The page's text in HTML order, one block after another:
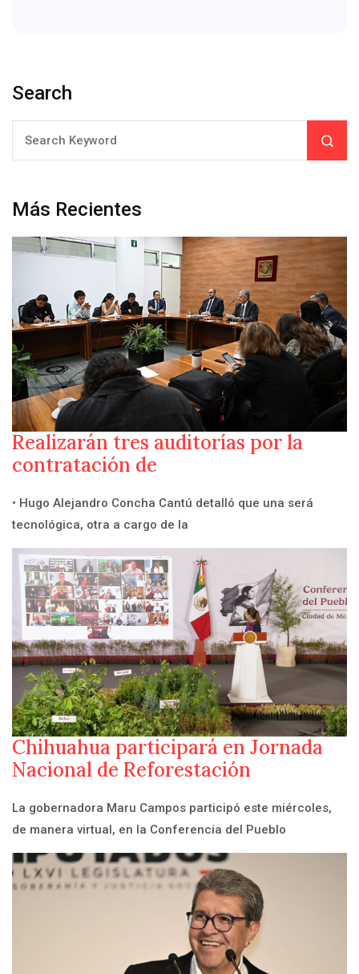
Search
Más Recientes
Realizarán tres auditorías por la
contratación de
• Hugo Alejandro Concha Cantú detalló que una será
tecnológica, otra a cargo de la
Chihuahua participará en Jornada
Nacional de Reforestación
La gobernadora Maru Campos participó este miércoles,
de manera virtual, en la Conferencia del Pueblo